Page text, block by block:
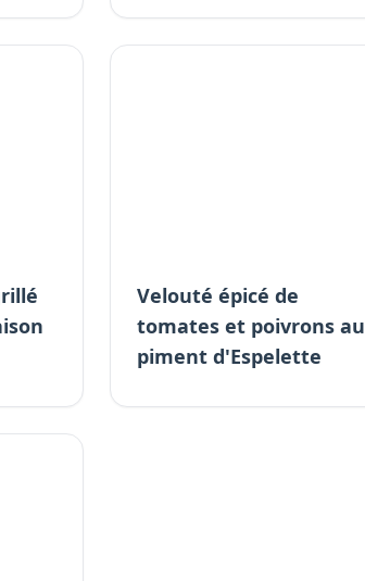
Velouté épicé de
tomates et poivrons au
piment d'Espelette